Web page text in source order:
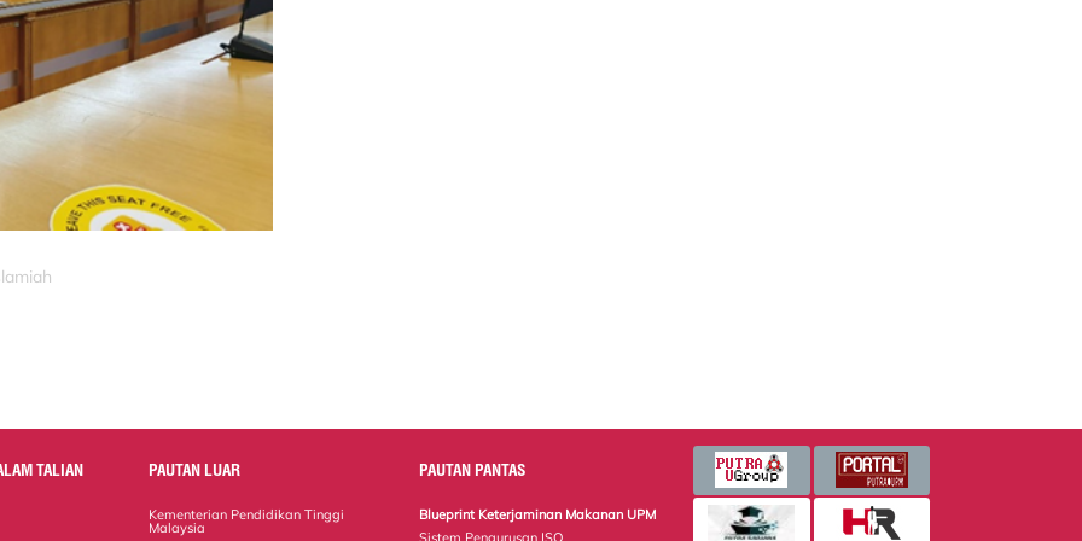
TALIAN PAUTAN LUAR
Kementerian Pendidikan Tinggi
Malaysia
PAUTAN PANTAS
Blueprint Keterjaminan Makanan UPM
Sistem Pengurusan ISO